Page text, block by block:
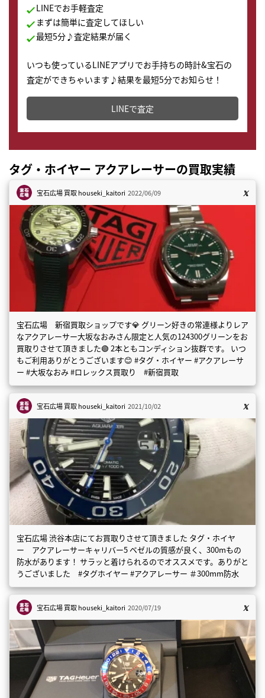
LINEでお手軽査定
まずは簡単に査定してほしい
最短5分♪査定結果が届く
いつも使っているLINEアプリでお手持ちの時計&宝石の
査定ができちゃいます♪結果を最短5分でお知らせ！
どこからでもすぐに査定金額を知ることが出来ます。
LINEで査定
タグ・ホイヤー アクアレーサーの買取実績
宝石広場 買取houseki_kaitori 2022/06/09
宝石広場 新宿買取ショップです💎 グリーン好きの常連様よりレア
なアクアレーサー大坂なおみさん限定と人気の124300グリーンをお
買取りさせて頂きました🟢 2本ともコンディション抜群です。 いつ
もご利用ありがとうございます😊 #タグ・ホイヤー #アクアレーサ
ー #大坂なおみ #ロレックス買取り #新宿買取
宝石広場 買取houseki_kaitori 2021/10/02
宝石広場 渋谷本店にてお買取りさせて頂きました タグ・ホイヤ
ー アクアレーサーキャリバー5 ベゼルの質感が良く、300mもの
防水があります！ サラッと着けられるのでオススメです。ありがと
うございました #タグホイヤー #アクアレーサー ＃300mm防水
宝石広場 買取houseki_kaitori 2020/07/19